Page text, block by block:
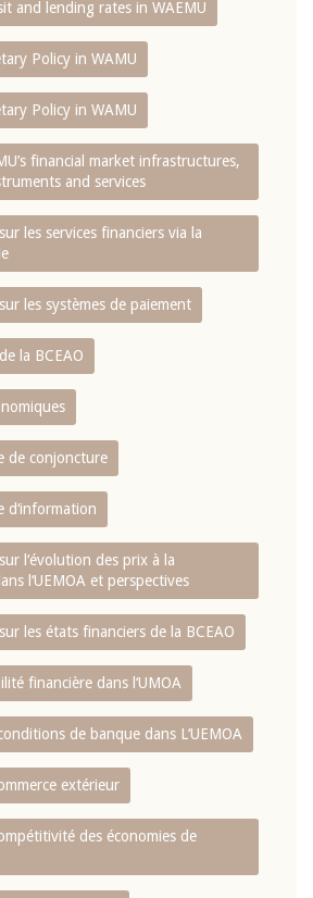
and lending rates in WAEMU
Policy in WAMU
Policy in WAMU
financial market infrastructures,
and services
les services financiers via la
les systèmes de paiement
la BCEAO
de conjoncture
d‘information
l‘évolution des prix à la
l‘UEMOA et perspectives
les états financiers de la BCEAO
financière dans l‘UMOA
de banque dans L‘UEMOA
extérieur
des économies de